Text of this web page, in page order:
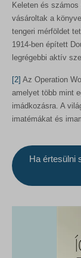
Keleten és
vásároltak a
tengeri mérföldet
1914-ben épített
legrégebbi aktív
[2] Az Operation
amelyet több mint
imádkozásra. A
imatémákat és
Ha értesülni